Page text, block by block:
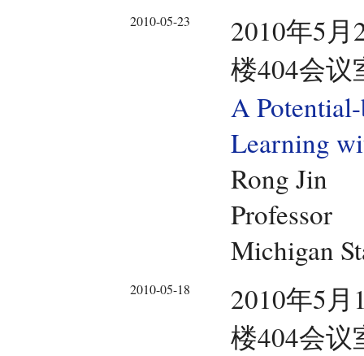
2010-05-23
2010年5
楼404会议
A
Learning
Rong Jin
Professor
Michigan
2010-05-18
2010年5
楼404会议